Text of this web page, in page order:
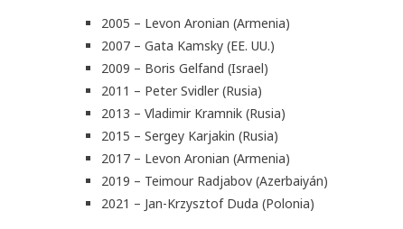
2005 – Levon Aronian (Armenia)
2007 – Gata Kamsky (EE. UU.)
2009 – Boris Gelfand (Israel)
2011 – Peter Svidler (Rusia)
2013 – Vladimir Kramnik (Rusia)
2015 – Sergey Karjakin (Rusia)
2017 – Levon Aronian (Armenia)
2019 – Teimour Radjabov (Azerbaiyán)
2021 – Jan-Krzysztof Duda (Polonia)